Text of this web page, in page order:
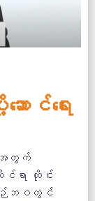
င်ရေး
အတွက်
င်ရာ ထိုင်း
စဉ်ဘဝတွင်